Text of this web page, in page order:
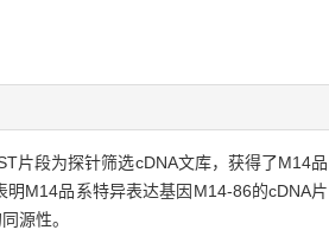
片段为探针筛选cDNA文库，获得了M14品
M14品系特异表达基因M14-86的cDNA片
源性。